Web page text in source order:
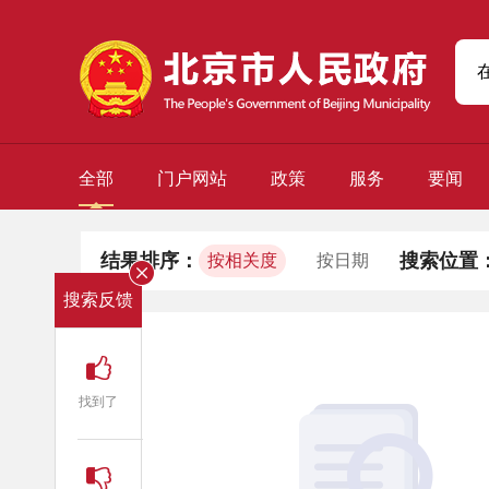
全部 门户网站 政策 服务 要闻
结果排序： 按相关度 按日期 搜索位置
搜索反馈
找到了